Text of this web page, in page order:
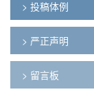
> 投稿体例
> 严正声明
> 留言板